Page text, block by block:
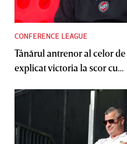
CONFERENCE LEAGUE
Tânărul antrenor al celor
explicat victoria la scor cu...